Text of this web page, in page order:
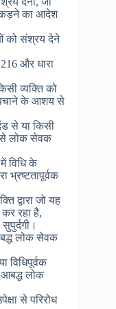
का आदेश
को संश्रय देने
और धारा
व्यक्ति को
के आशय से
से या किसी
से लोक सेवक
में विधि के
भ्रष्टतापूर्वक
द्वारा जो यह
रहा है,
लोक सेवक
विधिपूर्वक
आबद्ध लोक
से परिरोध